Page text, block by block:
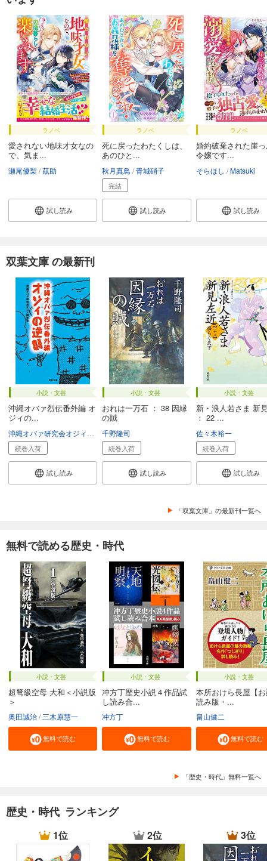
ラノベ
愛されない地味才女なの
で、気ま...
瀬尾優梨 茲助
試し読み
ラノベ
死に戻ったわたくしは、
あのひと...
秋月真鳥 青城硝子
完結
試し読み
ラノベ
婚約破棄された崖
令嬢です...
そらほし Matsuki
試し読み
双葉文庫 の最新刊
小説・文芸
沖縄オバァ烈伝番外編 オ
ジィの...
続巻入荷
試し読み
小説・文芸
おれは一万石 ： 38 因縁
の賊
千野隆司
続巻入荷
試し読み
小説・文芸
新・浪人若さま 新
： 22 ...
佐々木裕一
続巻入荷
試し読み
「双葉文庫」の最新刊一覧へ
無料で読める歴史・時代
小説・文芸
超弩級空母 大和＜小説版
＞
奥田誠治 三木原慧一
無料で読む
小説・文芸
冲方丁歴史小説４作品試
し読み合...
冲方丁
無料で読む
小説・文芸
本所おけら長屋【
読み版・...
畠山健二
無料で読む
「歴史・時代」無料一覧へ
歴史・時代 ランキング
1位 2位 3位